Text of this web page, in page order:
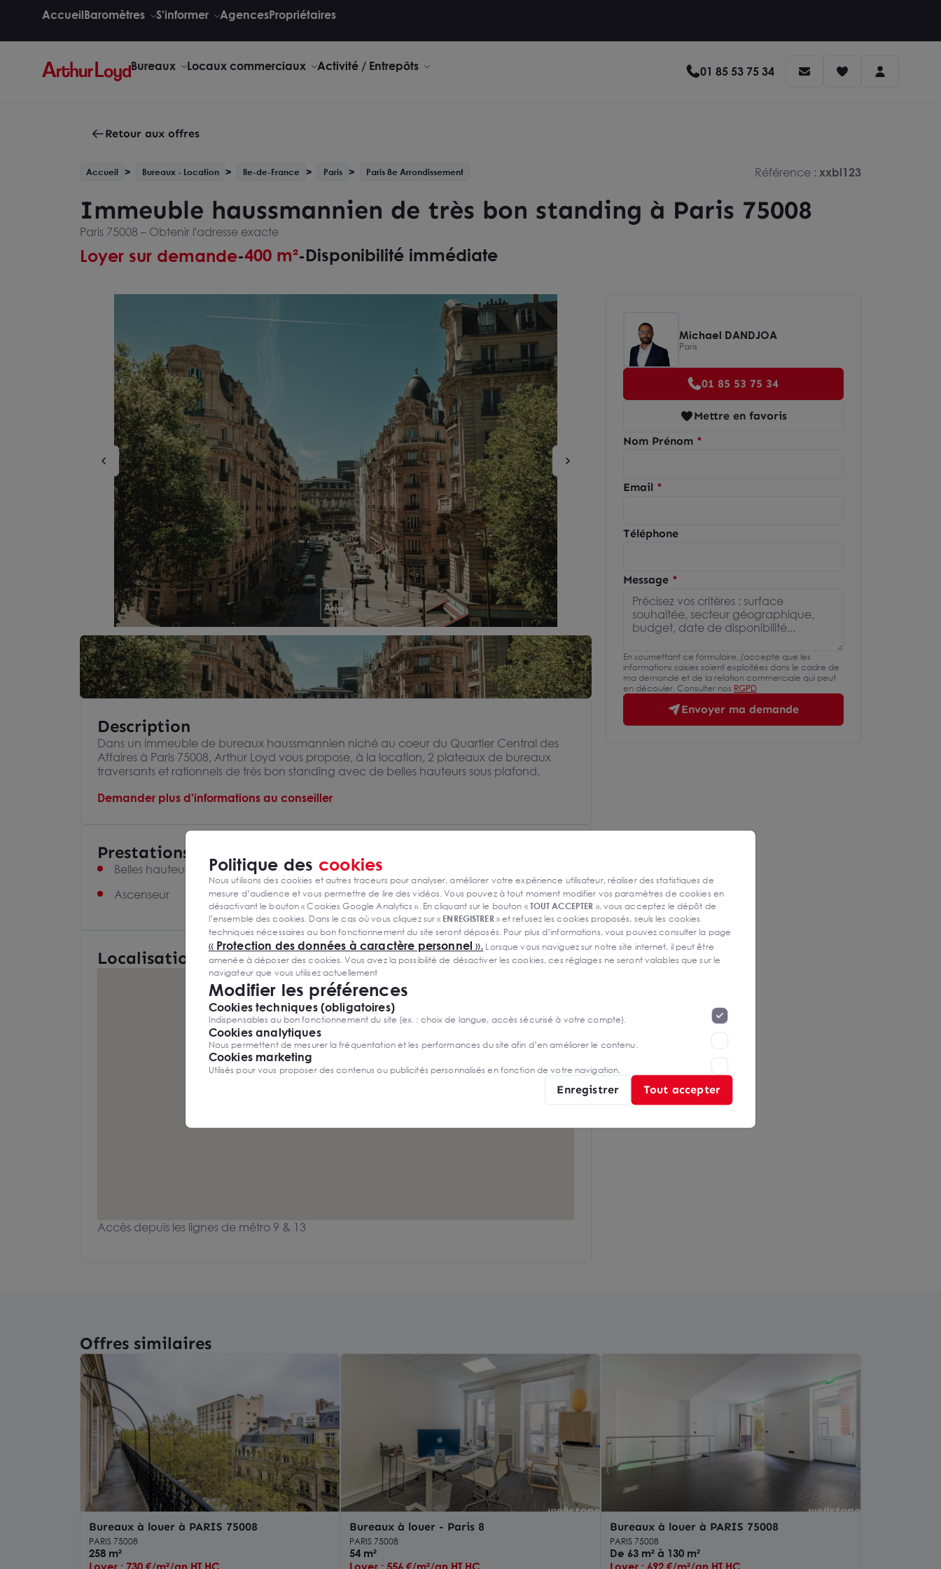
AccueilBaromètres S'informer AgencesPropriétaires
Bureaux Locaux commerciaux Activité / Entrepôts 01 85 53 75 34
Retour aux offres
Accueil Bureaux - Location Ile-de-France Paris Paris 8e Arrondissement Référence : xxbl123
Immeuble haussmannien de très bon standing à Paris 75008
Paris 75008 – Obtenir l'adresse exacte
Loyer sur demande-400 m²-Disponibilité immédiate
Description
Dans un immeuble de bureaux haussmannien niché au coeur du Quartier Central des
Affaires à Paris 75008, Arthur Loyd vous propose, à la location, 2 plateaux de bureaux
traversants et rationnels de très bon standing avec de belles hauteurs sous plafond.
Demander plus d'informations au conseiller
Prestations et équipements
Belles hauteurs sous plafond
Ascenseur
Climatisation réversible
Cour
Localisation et Transports
Accès depuis les lignes de métro 9 & 13
Michael DANDJOA
Paris
01 85 53 75 34
Mettre en favoris
Nom Prénom
Email
Téléphone
Message
En soumettant ce formulaire, j'accepte que les
informations saisies soient exploitées dans le cadre de
ma demande et de la relation commerciale qui peut
en découler. Consulter nos RGPD
Envoyer ma demande
Offres similaires
Bureaux à louer à PARIS 75008
PARIS 75008
258 m²
Loyer : 730 €/m²/an HT HC
Bureaux à louer - Paris 8
PARIS 75008
54 m²
Loyer : 556 €/m²/an HT HC
Bureaux à louer à PARIS 75008
PARIS 75008
De 63 m² à 130 m²
Loyer : 692 €/m²/an HT HC
Politique des cookies
Nous utilisons des cookies et autres traceurs pour analyser, améliorer votre expérience utilisateur, réaliser des statistiques de
mesure d’audience et vous permettre de lire des vidéos. Vous pouvez à tout moment modifier vos paramètres de cookies en
désactivant le bouton « Cookies Google Analytics ». En cliquant sur le bouton «TOUT ACCEPTER », vous acceptez le dépôt de
l’ensemble des cookies. Dans le cas où vous cliquez sur « ENREGISTRER» et refusez les cookies proposés, seuls les cookies
techniques nécessaires au bon fonctionnement du site seront déposés. Pour plus d’informations, vous pouvez consulter la page
« Protection des données à caractère personnel ». Lorsque vous naviguez sur notre site internet, il peut être
amenée à déposer des cookies. Vous avez la possibilité de désactiver les cookies, ces réglages ne seront valables que sur le
navigateur que vous utilisez actuellement
Modifier les préférences
Cookies techniques (obligatoires)
Indispensables au bon fonctionnement du site (ex. : choix de langue, accès sécurisé à votre compte).
Cookies analytiques
Nous permettent de mesurer la fréquentation et les performances du site afin d’en améliorer le contenu.
Cookies marketing
Utilisés pour vous proposer des contenus ou publicités personnalisés en fonction de votre navigation.
Enregistrer Tout accepter